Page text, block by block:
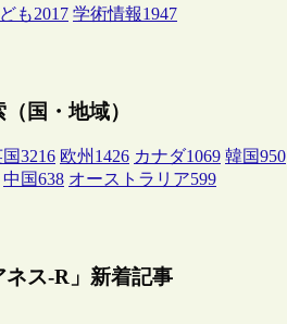
も2017 学術情報1947
国・地域）
3216 欧州 1426 カナダ1069 韓国950
中国638 オーストラリア599
ネス-R」新着記事